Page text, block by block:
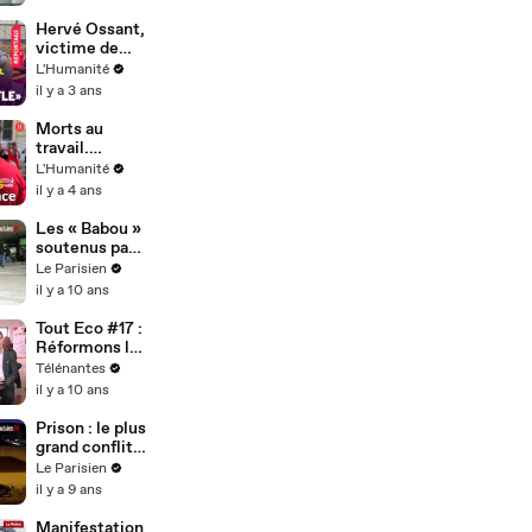
les
inégalités",
alerte la CGT
Hervé Ossant,
victime de
l'acharnement
antisyndical
L'Humanité
il y a 3 ans
Morts au
travail.
Syndicats et
associations
sonnette
d’alarme
L'Humanité
il y a 4 ans
Les « Babou »
soutenus par
la CGT 93
Le Parisien
il y a 10 ans
Tout Eco #17 :
Réformons le
travail !
Télénantes
il y a 10 ans
Prison : le plus
grand conflit
depuis 25 ans
en France
Le Parisien
il y a 9 ans